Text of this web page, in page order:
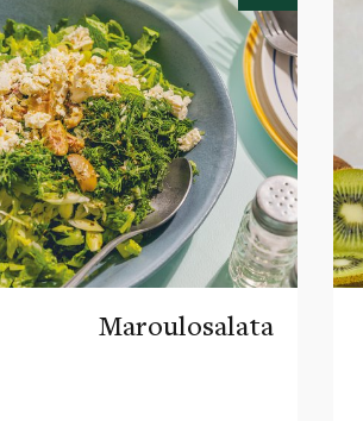
Maroulosalata